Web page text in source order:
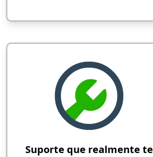
Suporte que realmente te